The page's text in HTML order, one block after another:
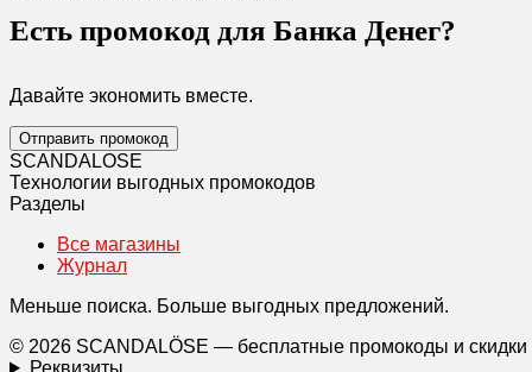
Есть промокод для Банка Денег?
Давайте экономить вместе.
Отправить промокод
SCANDALOSE
Технологии выгодных промокодов
Разделы
Все магазины
Журнал
Меньше поиска. Больше выгодных предложений.
© 2026 SCANDALÖSE — бесплатные промокоды и скидки
Реквизиты